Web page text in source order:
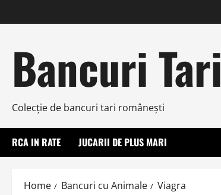
to
Bancuri Tari
Colecţie de bancuri tari româneşti
RCA IN RATE JUCARII DE PLUS MARI
Home Bancuri cu Animale Viagra